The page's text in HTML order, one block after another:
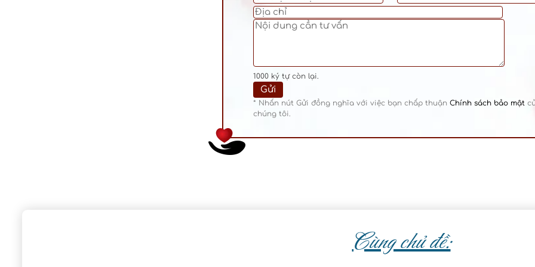
1000 ký tự còn lại.
* Nhấn nút Gửi đồng nghĩa với việc bạn chấp thuận Chính sách bảo mật
chúng tôi.
Cùng chủ đề: